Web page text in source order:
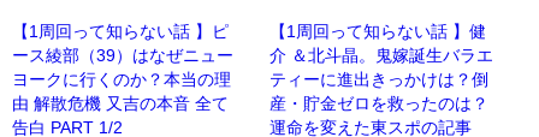
【1周回って知らない話 】ピ
ース綾部（39）はなぜニュー
ヨークに行くのか？本当の理
由 解散危機 又吉の本音 全て
告白 PART 1/2
【1周回って知らない話 】健
介 ＆北斗晶。鬼嫁誕生バラエ
ティーに進出きっかけは？倒
産・貯金ゼロを救ったのは？
運命を変えた東スポの記事